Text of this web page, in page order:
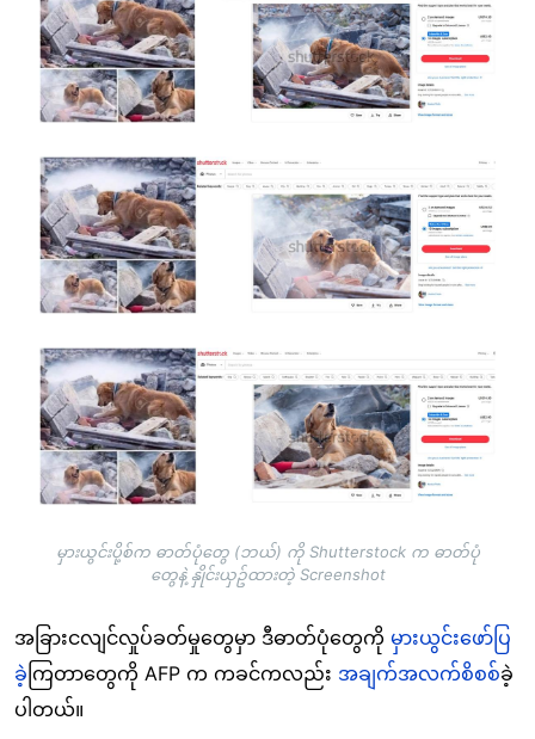
Image
Image
မှားယွင်းပို့စ်က ဓာတ်ပုံတွေ (ဘယ်) ကို Shutterstock က ဓာတ်ပုံ
တွေနဲ့ နှိုင်းယှဥ်ထားတဲ့ Screenshot
အခြားငလျင်လှုပ်ခတ်မှုတွေမှာ ဒီဓာတ်ပုံတွေကို မှားယွင်းဖော်ပြ
ခဲ့ ကြတာတွေကို AFP က ကခင်ကလည်း အချက်အလက်စိစစ်ခဲ့
ပါတယ်။